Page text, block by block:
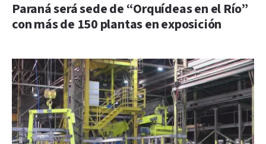
Paraná será sede de “Orquídeas en el Río”
con más de 150 plantas en exposición